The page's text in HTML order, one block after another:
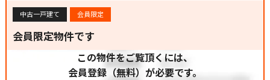
中古一戸建て 会員限定
会員限定物件です
この物件をご覧頂くには、
会員登録（無料）が必要です。